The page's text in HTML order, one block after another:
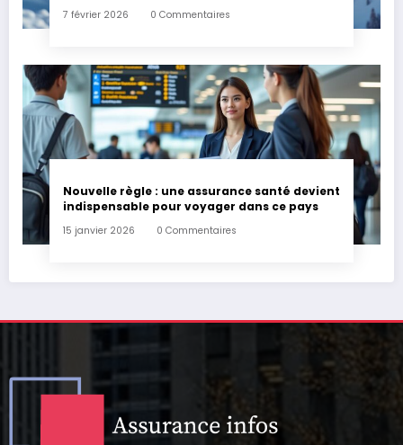
7 février 2026 0 Commentaires
Nouvelle règle : une assurance santé devient
indispensable pour voyager dans ce pays
15 janvier 2026 0 Commentaires